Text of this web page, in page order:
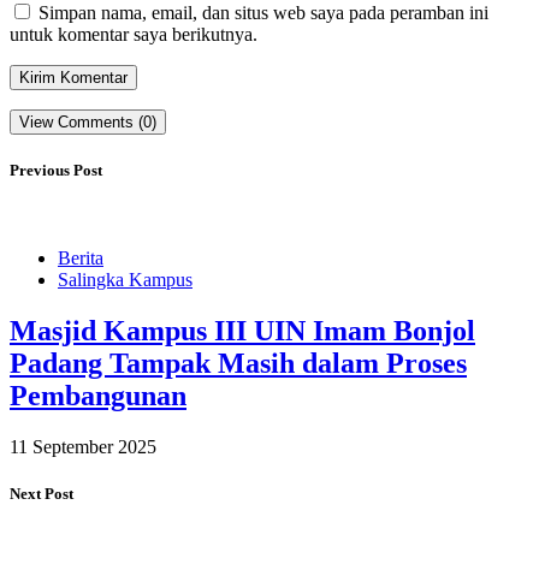
Simpan nama, email, dan situs web saya pada peramban ini
untuk komentar saya berikutnya.
View Comments (0)
Previous Post
Berita
Salingka Kampus
Masjid Kampus III UIN Imam Bonjol
Padang Tampak Masih dalam Proses
Pembangunan
11 September 2025
Next Post